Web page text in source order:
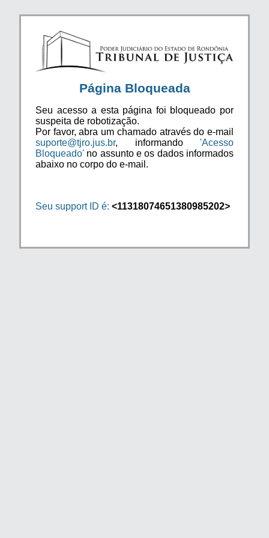
Página Bloqueada
Seu acesso a esta página foi bloqueado por
suspeita de robotização.
Por favor, abra um chamado através do e-mail
suporte@tjro.jus.br, informando 'Acesso
Bloqueado' no assunto e os dados informados
abaixo no corpo do e-mail.
Seu support ID é: <11318074651380985202>